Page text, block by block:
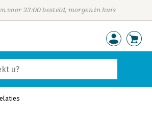
voor 23:00 besteld, morgen in huis